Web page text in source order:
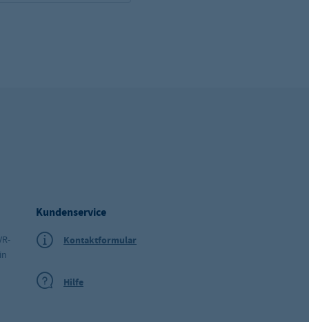
Kundenservice
Kontaktformular
Hilfe